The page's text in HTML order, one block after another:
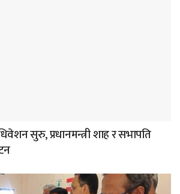
सुरु, प्रधानमन्त्री शाह र सभापति